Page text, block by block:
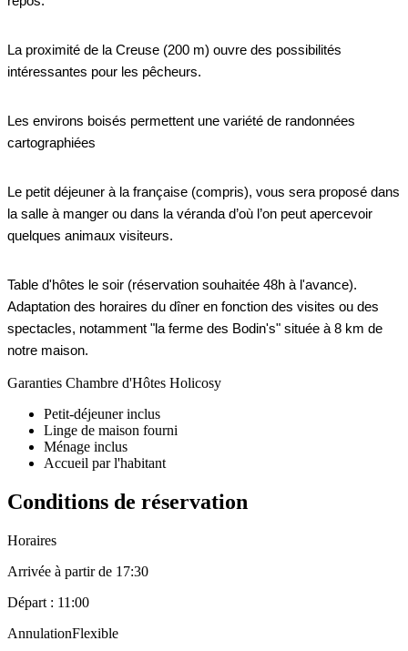
La proximité de la Creuse (200 m) ouvre des possibilités
intéressantes pour les pêcheurs.
Les environs boisés permettent une variété de randonnées
cartographiées
Le petit déjeuner à la française (compris), vous sera proposé dans
la salle à manger ou dans la véranda d’où l’on peut apercevoir
quelques animaux visiteurs.
Table d'hôtes le soir (réservation souhaitée 48h à l'avance).
Adaptation des horaires du dîner en fonction des visites ou des
spectacles, notamment "la ferme des Bodin's" située à 8 km de
notre maison.
Garanties Chambre d'Hôtes Holicosy
Petit-déjeuner inclus
Linge de maison fourni
Ménage inclus
Accueil par l'habitant
Conditions de réservation
Horaires
Arrivée à partir de 17:30
Départ : 11:00
AnnulationFlexible